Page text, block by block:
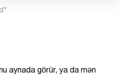
aynada görür, ya da mən